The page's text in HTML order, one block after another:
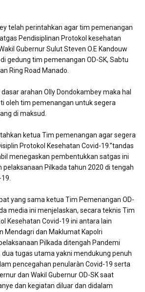
telah perintahkan agar tim pemenangan
Pendisiplinan Protokol kesehatan
Gubernur Sulut Steven O.E Kandouw
gedung tim pemenangan OD-SK, Sabtu
Ring Road Manado.
arahan Olly Dondokambey maka hal
oleh tim pemenangan untuk segera
di maksud.
ketua Tim pemenangan agar segera
Protokol Kesehatan Covid-19.”tandas
menegaskan pembentukkan satgas ini
pelaksanaan Pilkada tahun 2020 di tengah
yang sama ketua Tim Pemenangan OD-
media ini menjelaskan, secara teknis Tim
Kesehatan Covid-19 ini antara lain
Mendagri dan Maklumat Kapolri
Pilkada ditengah Pandemi
dua tugas utama yakni mendukung penuh
pencegahan penularàn Covid-19 serta
dan Wakil Gubernur OD-SK saat
dan kegiatan diluar dan didalam